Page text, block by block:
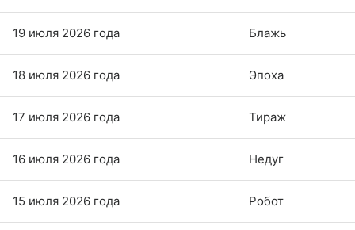
19 июля 2026 года Блажь
18 июля 2026 года Эпоха
17 июля 2026 года Тираж
16 июля 2026 года Недуг
15 июля 2026 года Робот